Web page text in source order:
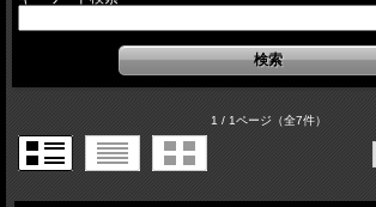
1 / 1ページ（全7件）